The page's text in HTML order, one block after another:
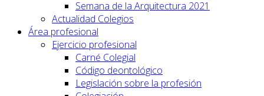
Semana de la Arquitectura 2021
Actualidad Colegios
Área profesional
Ejercicio profesional
Carné Colegial
Código deontológico
Legislación sobre la profesión